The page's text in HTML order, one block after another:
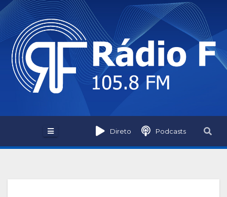
Skip
to
content
Direto Podcasts